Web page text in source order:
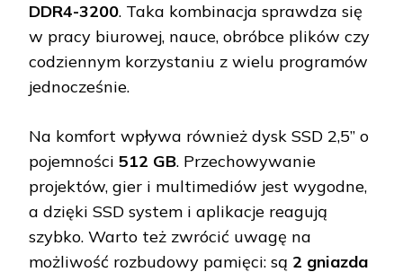
DDR4-3200. Taka kombinacja sprawdza się
w pracy biurowej, nauce, obróbce plików czy
codziennym korzystaniu z wielu programów
jednocześnie.
Na komfort wpływa również dysk SSD 2,5” o
pojemności 512 GB. Przechowywanie
projektów, gier i multimediów jest wygodne,
a dzięki SSD system i aplikacje reagują
szybko. Warto też zwrócić uwagę na
możliwość rozbudowy pamięci: są 2 gniazda